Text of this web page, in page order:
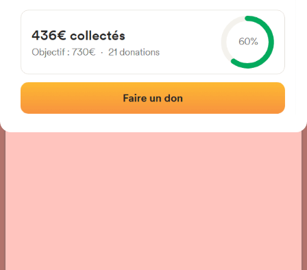
Calle San Antón 18 España
Fotos Comentarios y reseñas